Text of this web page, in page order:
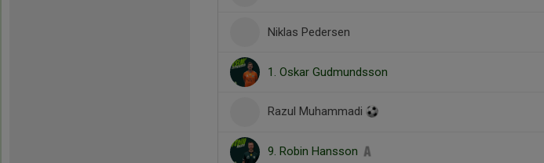
Niklas Pedersen
1. Oskar Gudmundsson
Razul Muhammadi
9. Robin Hansson